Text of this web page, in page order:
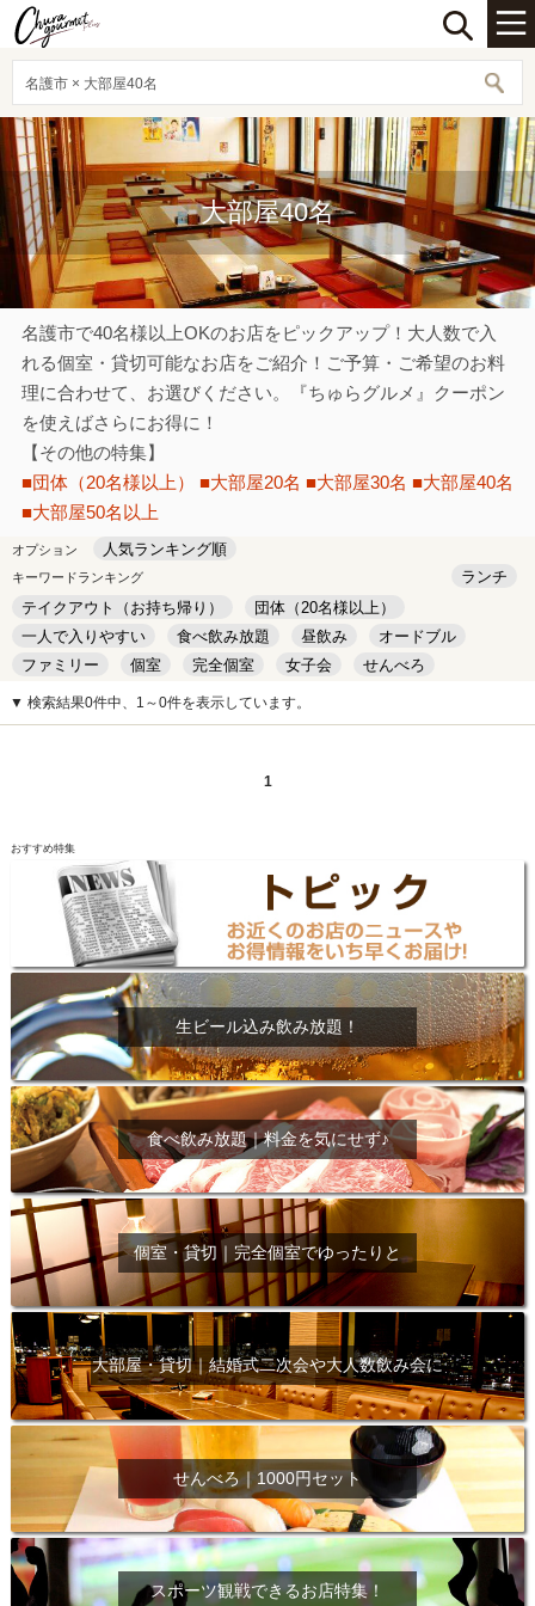
名護市 × 大部屋40名
大部屋40名
名護市で40名様以上OKのお店をピックアップ！大人数で入
れる個室・貸切可能なお店をご紹介！ご予算・ご希望のお料
理に合わせて、お選びください。『ちゅらグルメ』クーポン
を使えばさらにお得に！
【その他の特集】
■団体（20名様以上）
■大部屋20名 ■大部屋30名 ■大部屋40名
■大部屋50名以上
オプション 人気ランキング順
キーワードランキング
ランチ
テイクアウト（お持ち帰り）
団体（20名様以上）
一人で入りやすい
食べ飲み放題 昼飲み
オードブル
ファミリー
個室 完全個室 女子会
せんべろ
キッズルーム
安い デート
▼ 検索結果0件中、1～0件を表示しています。
1
おすすめ特集
生ビール込み飲み放題！
食べ飲み放題｜料金を気にせず♪
個室・貸切｜完全個室でゆったりと
大部屋・貸切｜結婚式二次会や大人数飲み会に
せんべろ｜1000円セット
スポーツ観戦できるお店特集！